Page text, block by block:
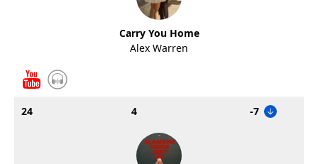
Carry You Home
Alex Warren
24 4 -7